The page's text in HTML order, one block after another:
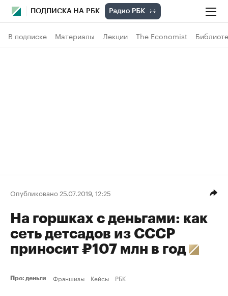
ПОДПИСКА НА РБК
В подписке Материалы Лекции The Economist
Опубликовано 25.07.2019, 12:25
На горшках с деньгами: как
сеть детсадов из СССР
приносит ₽107 млн в год
Про: деньги Франшизы Кейсы РБК